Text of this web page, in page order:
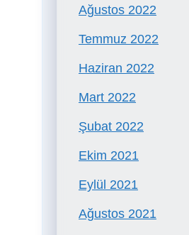
Ağustos 2022
Temmuz 2022
Haziran 2022
Mart 2022
Şubat 2022
Ekim 2021
Eylül 2021
Ağustos 2021